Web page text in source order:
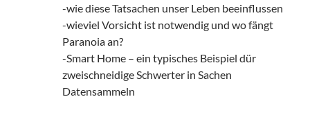
-wie diese Tatsachen unser Leben beeinflussen
-wieviel Vorsicht ist notwendig und wo fängt
Paranoia an?
-Smart Home – ein typisches Beispiel dür
zweischneidige Schwerter in Sachen
Datensammeln